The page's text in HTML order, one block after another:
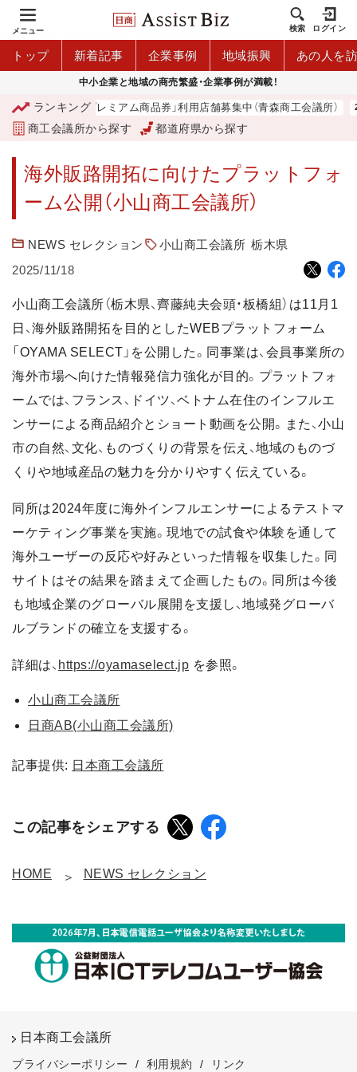
メニュー 検索 ログイン
トップ 新着記事 企業事例 地域振興 あの人を
中小企業と地域の商売繁盛・企業事例が満載！
ランキング
「青森市プレミアム商品券」利用店舗募集中（青森商工会議所）
商工会議所から探す 都道府県から探す
海外販路開拓に向けたプラットフォ
ーム公開（小山商工会議所）
NEWS セレクション 小山商工会議所 栃木県
2025/11/18
小山商工会議所（栃木県、齊藤純夫会頭・板橋組）は11月1
日、海外販路開拓を目的としたWEBプラットフォーム
「OYAMA SELECT」を公開した。同事業は、会員事業所の
海外市場へ向けた情報発信力強化が目的。プラットフォ
ームでは、フランス、ドイツ、ベトナム在住のインフルエ
ンサーによる商品紹介とショート動画を公開。また、小山
市の自然、文化、ものづくりの背景を伝え、地域のものづ
くりや地域産品の魅力を分かりやすく伝えている。
同所は2024年度に海外インフルエンサーによるテストマ
ーケティング事業を実施。現地での試食や体験を通して
海外ユーザーの反応や好みといった情報を収集した。同
サイトはその結果を踏まえて企画したもの。同所は今後
も地域企業のグローバル展開を支援し、地域発グローバ
ルブランドの確立を支援する。
詳細は、 https://oyamaselect.jp を参照。
小山商工会議所
日商AB(小山商工会議所)
記事提供: 日本商工会議所
この記事をシェアする
HOME NEWS セレクション
日本商工会議所
プライバシーポリシー / 利用規約 / リンク